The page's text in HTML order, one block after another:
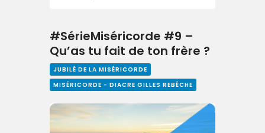
#SérieMiséricorde #9 –
Qu’as tu fait de ton frère ?
JUBILÉ DE LA MISÉRICORDE
MISÉRICORDE - DIACRE GILLES REBÊCHE